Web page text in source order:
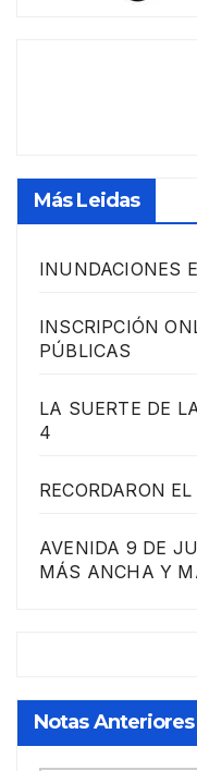
Más Leidas
INUNDACIONES
INSCRIPCIÓN
PÚBLICAS
LA SUERTE DE
4
RECORDARON
AVENIDA 9 DE
MÁS ANCHA Y
Notas Anteriores